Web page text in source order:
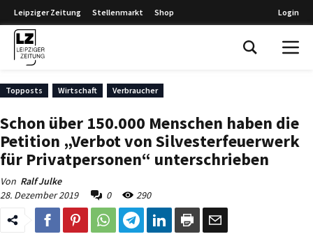
Leipziger Zeitung Stellenmarkt Shop Login
Topposts Wirtschaft Verbraucher
Schon über 150.000 Menschen haben die
Petition „Verbot von Silvesterfeuerwerk
für Privatpersonen“ unterschrieben
Von Ralf Julke
28. Dezember 2019
0 290